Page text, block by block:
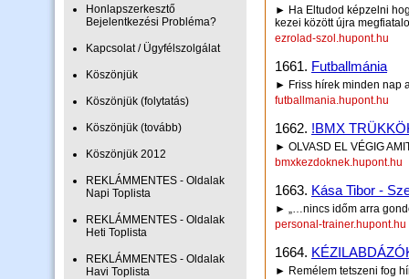
Honlapszerkesztő
Bejelentkezési Probléma?
Kapcsolat / Ügyfélszolgálat
Köszönjük
Köszönjük (folytatás)
Köszönjük (tovább)
Köszönjük 2012
REKLÁMMENTES - Oldalak
Napi Toplista
REKLÁMMENTES - Oldalak
Heti Toplista
REKLÁMMENTES - Oldalak
Havi Toplista
► Ha Eltudod képzelni
kezei között újra
ezrolad-szol.hupont.hu
1661. Futballmánia
► Friss hírek minden nap
futballmania.hupont.hu
1662. !BMX
► OLVASD EL VÉGIG
bmxkezdoknek.hupont.hu
1663. Kása Tibor -
► „…nincs időm arra
personal-trainer.hupont.hu
1664.
► Remélem tetszeni fog